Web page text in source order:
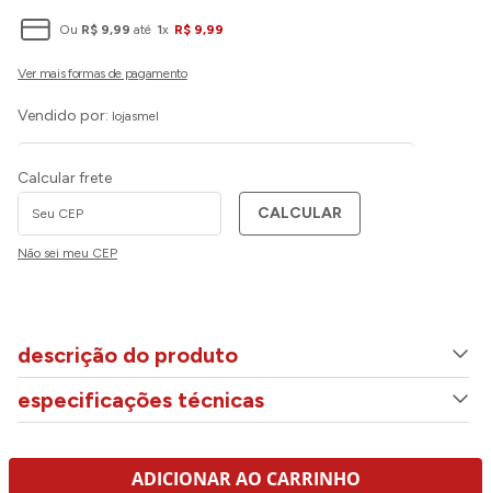
Ou R$ 9,99 até 1x R$ 9,99
Vendido por: lojasmel
Calcular frete
CALCULAR
Não sei meu CEP
descrição do produto
especificações técnicas
ADICIONAR AO CARRINHO